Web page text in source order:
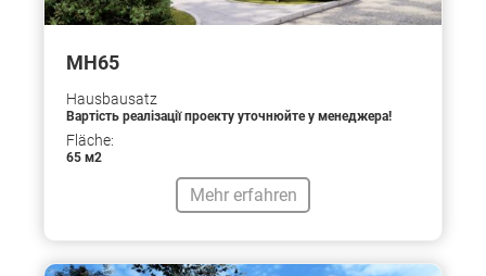
МН65
Hausbausatz
Вартість реалізації проекту уточнюйте у менеджера!
Fläche:
65 м2
Mehr erfahren